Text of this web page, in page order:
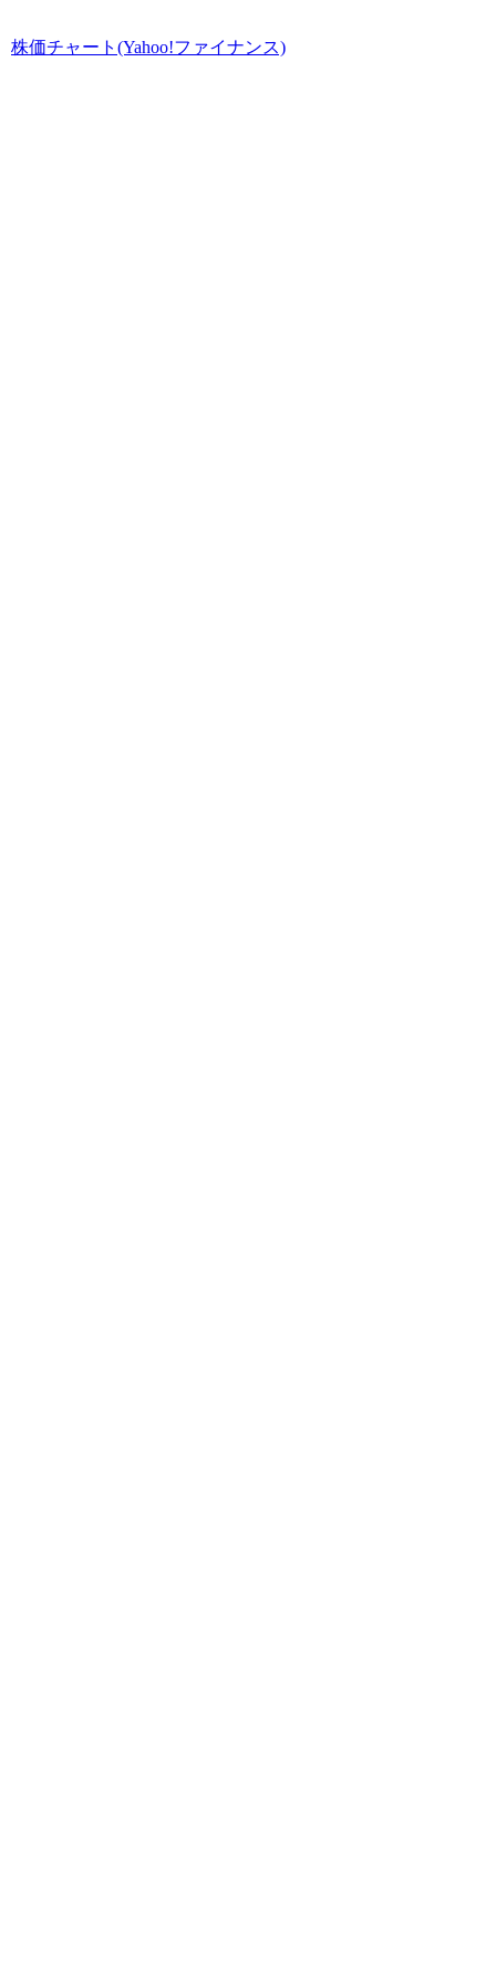
株価チャート(Yahoo!ファイナンス)